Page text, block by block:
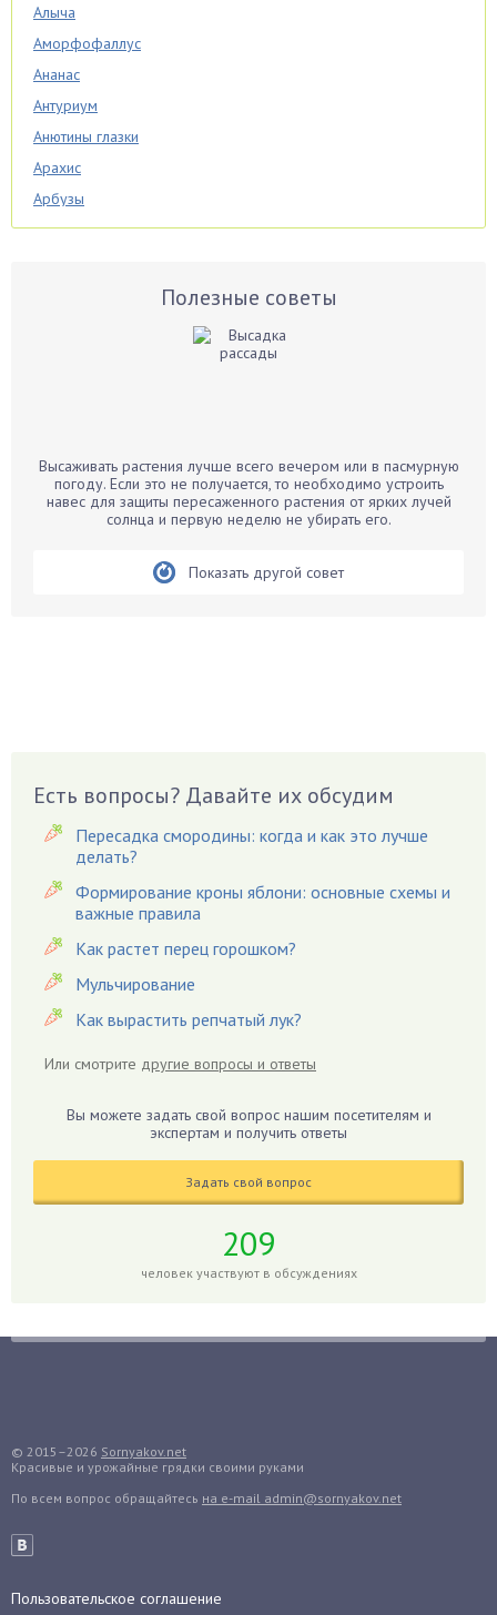
Алыча
Аморфофаллус
Ананас
Антуриум
Анютины глазки
Арахис
Арбузы
Аспарагус
Бархатцы
Бегония
Вешенки
Виноград
Вредители
Гардения
Гацания
Гвоздики
Георгины
Гиацинт
Гладиолусы
Гранат
Грядки
Гуава
Декабрист
Полезные советы
Высаживать растения лучше всего вечером или в пасмурную
погоду. Если это не получается, то необходимо устроить
навес для защиты пересаженного растения от ярких лучей
солнца и первую неделю не убирать его.
Показать другой совет
Есть вопросы? Давайте их обсудим
Пересадка смородины: когда и как это лучше
делать?
Формирование кроны яблони: основные схемы и
важные правила
Как растет перец горошком?
Мульчирование
Как вырастить репчатый лук?
Или смотрите другие вопросы и ответы
Вы можете задать свой вопрос нашим посетителям и
экспертам и получить ответы
Задать свой вопрос
209
человек участвуют в обсуждениях
© 2015–2026 Sornyakov.net
Красивые и урожайные грядки своими руками
По всем вопрос обращайтесь на e-mail admin@sornyakov.net
Пользовательское соглашение